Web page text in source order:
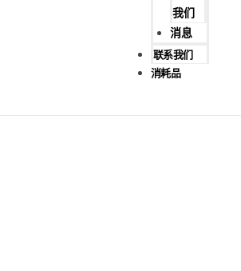
我们
消息
联系我们
消耗品